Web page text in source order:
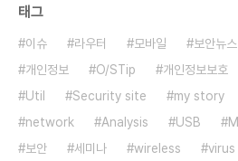
태그
이슈 라우터 모바일 보안뉴스
개인정보
O/STip 개인정보보호
Util
Security site my story
network
Analysis USB
보안
세미나 wireless virus